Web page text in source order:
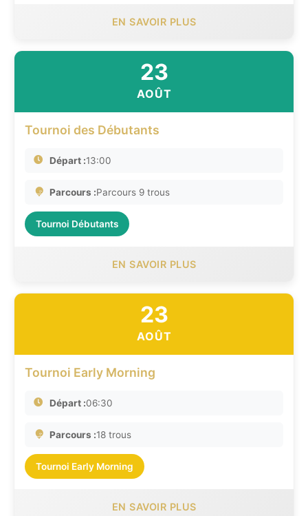
EN SAVOIR PLUS
23
AOÛT
Tournoi des Débutants
Départ :13:00
Parcours :Parcours 9 trous
Tournoi Débutants
EN SAVOIR PLUS
23
AOÛT
Tournoi Early Morning
Départ :06:30
Parcours :18 trous
Tournoi Early Morning
EN SAVOIR PLUS